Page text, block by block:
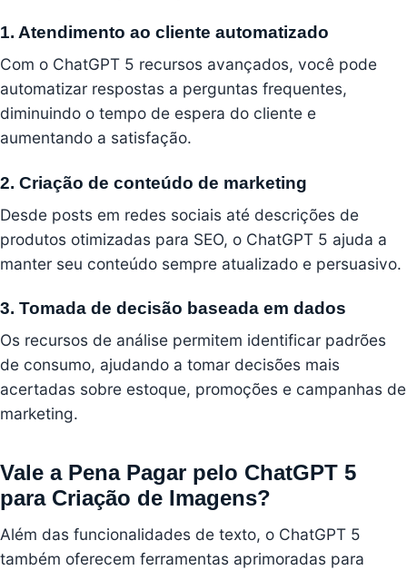
1. Atendimento ao cliente automatizado
Com o ChatGPT 5 recursos avançados, você pode
automatizar respostas a perguntas frequentes,
diminuindo o tempo de espera do cliente e
aumentando a satisfação.
2. Criação de conteúdo de marketing
Desde posts em redes sociais até descrições de
produtos otimizadas para SEO, o ChatGPT 5 ajuda a
manter seu conteúdo sempre atualizado e persuasivo.
3. Tomada de decisão baseada em dados
Os recursos de análise permitem identificar padrões
de consumo, ajudando a tomar decisões mais
acertadas sobre estoque, promoções e campanhas de
marketing.
Vale a Pena Pagar pelo ChatGPT 5
para Criação de Imagens?
Além das funcionalidades de texto, o ChatGPT 5
também oferecem ferramentas aprimoradas para